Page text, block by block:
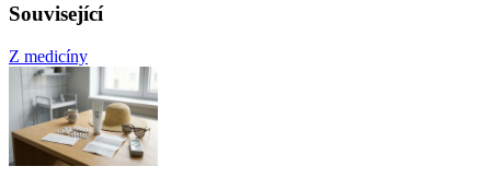
Související
Z medicíny